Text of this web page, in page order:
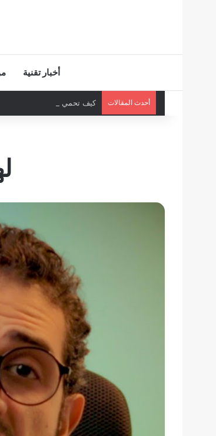
أخبار تقنية
أحدث المقالات كيف تحمي أطفالك من ظاهرة “Elsagate” على يوتيوب؟